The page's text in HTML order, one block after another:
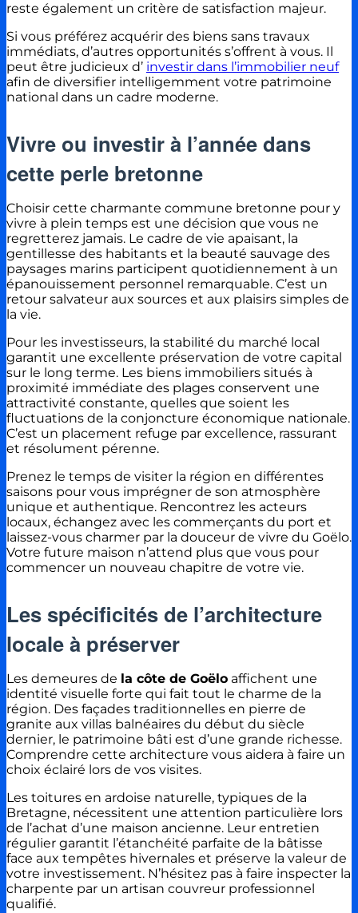
reste également un critère de satisfaction majeur.
Si vous préférez acquérir des biens sans travaux
immédiats, d’autres opportunités s’offrent à vous. Il
peut être judicieux d’ investir dans l’immobilier neuf
afin de diversifier intelligemment votre patrimoine
national dans un cadre moderne.
Vivre ou investir à l’année dans
cette perle bretonne
Choisir cette charmante commune bretonne pour y
vivre à plein temps est une décision que vous ne
regretterez jamais. Le cadre de vie apaisant, la
gentillesse des habitants et la beauté sauvage des
paysages marins participent quotidiennement à un
épanouissement personnel remarquable. C’est un
retour salvateur aux sources et aux plaisirs simples de
la vie.
Pour les investisseurs, la stabilité du marché local
garantit une excellente préservation de votre capital
sur le long terme. Les biens immobiliers situés à
proximité immédiate des plages conservent une
attractivité constante, quelles que soient les
fluctuations de la conjoncture économique nationale.
C’est un placement refuge par excellence, rassurant
et résolument pérenne.
Prenez le temps de visiter la région en différentes
saisons pour vous imprégner de son atmosphère
unique et authentique. Rencontrez les acteurs
locaux, échangez avec les commerçants du port et
laissez-vous charmer par la douceur de vivre du Goëlo.
Votre future maison n’attend plus que vous pour
commencer un nouveau chapitre de votre vie.
Les spécificités de l’architecture
locale à préserver
Les demeures de la côte de Goëlo affichent une
identité visuelle forte qui fait tout le charme de la
région. Des façades traditionnelles en pierre de
granite aux villas balnéaires du début du siècle
dernier, le patrimoine bâti est d’une grande richesse.
Comprendre cette architecture vous aidera à faire un
choix éclairé lors de vos visites.
Les toitures en ardoise naturelle, typiques de la
Bretagne, nécessitent une attention particulière lors
de l’achat d’une maison ancienne. Leur entretien
régulier garantit l’étanchéité parfaite de la bâtisse
face aux tempêtes hivernales et préserve la valeur de
votre investissement. N’hésitez pas à faire inspecter la
charpente par un artisan couvreur professionnel
qualifié.